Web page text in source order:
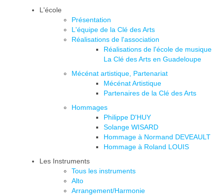
L'école
Présentation
L'équipe de la Clé des Arts
Réalisations de l'association
Réalisations de l'école de musique
La Clé des Arts en Guadeloupe
Mécénat artistique, Partenariat
Mécénat Artistique
Partenaires de la Clé des Arts
Hommages
Philippe D'HUY
Solange WISARD
Hommage à Normand DEVEAULT
Hommage à Roland LOUIS
Les Instruments
Tous les instruments
Alto
Arrangement/Harmonie